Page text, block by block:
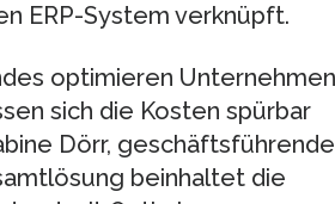
ERP-System verknüpft.
optimieren Unternehmen
sich die Kosten spürbar
Dörr, geschäftsführende
beinhaltet die